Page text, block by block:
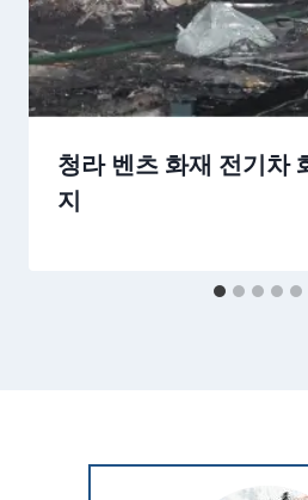
청라 벤츠 화재 전기차
지